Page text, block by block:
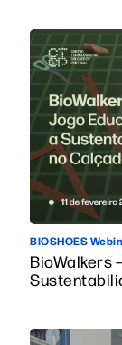
BIOSHOES
BioWalkers